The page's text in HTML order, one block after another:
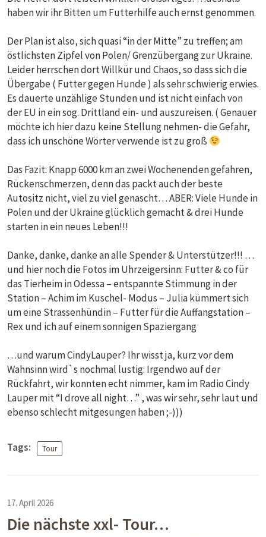
haben wir ihr Bitten um Futterhilfe auch ernst genommen.
Der Plan ist also, sich quasi “in der Mitte” zu treffen; am
östlichsten Zipfel von Polen/ Grenzübergang zur Ukraine.
Leider herrschen dort Willkür und Chaos, so dass sich die
Übergabe ( Futter gegen Hunde ) als sehr schwierig erwies.
Es dauerte unzählige Stunden und ist nicht einfach von
der EU in ein sog. Drittland ein- und auszureisen. ( Genauer
möchte ich hier dazu keine Stellung nehmen- die Gefahr,
dass ich unschöne Wörter verwende ist zu groß
Das Fazit: Knapp 6000 km an zwei Wochenenden gefahren,
Rückenschmerzen, denn das packt auch der beste
Autositz nicht, viel zu viel genascht… ABER: Viele Hunde in
Polen und der Ukraine glücklich gemacht & drei Hunde
starten in ein neues Leben!!!
Danke, danke, danke an alle Spender & Unterstützer!!! …
und hier noch die Fotos im Uhrzeigersinn: Futter & co für
das Tierheim in Odessa – entspannte Stimmung in der
Station – Achim im Kuschel- Modus – Julia kümmert sich
um eine Strassenhündin – Futter für die Auffangstation –
Rex und ich auf einem sonnigen Spaziergang
…und warum CindyLauper? Ihr wisst ja, kurz vor dem
Wahnsinn wird`s nochmal lustig: Irgendwo auf der
Rückfahrt, wir konnten echt nimmer, kam im Radio Cindy
Lauper mit “I drove all night…” , was wir sehr, sehr laut und
ebenso schlecht mitgesungen haben ;-)))
Tags: Tour
17. April 2026
Die nächste xxl- Tour…